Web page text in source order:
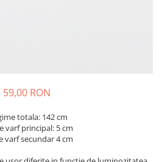
59,00 RON
totala: 142 cm
varf principal: 5 cm
varf secundar 4 cm